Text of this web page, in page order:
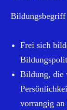
Bildungsbegriff
Frei sich
Bildung, die
vorrangig an